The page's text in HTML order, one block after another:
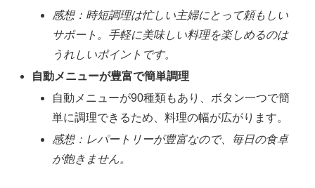
感想：時短調理は忙しい主婦にとって頼もしい
サポート。手軽に美味しい料理を楽しめるのは
うれしいポイントです。
自動メニューが豊富で簡単調理
自動メニューが90種類もあり、ボタン一つで簡
単に調理できるため、料理の幅が広がります。
感想：レパートリーが豊富なので、毎日の食卓
が飽きません。